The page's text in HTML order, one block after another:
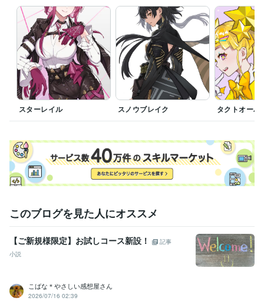
プログラミング言語・フレームワーク
CSS:13年HTML:13年JavaScript:13年
ビジネス・クリエイティブツール
WordPress:0年Google スプレッドシート:3年
Google ドキュメント:3年 EC-CUBE:10年ChatGPT:0年
Adobe Photoshop:13年Adobe Illustrator:13年Dreamweaver:13年
Adobe XD:5年
得意分野
校正
小説
デザイン制作 イラスト制作（SNSアイコン、イラスト）
イラスト アイコン
スターレイル スノウブレイク タクトオーパ
このブログを見た人にオススメ
【ご新規様限定】お試しコース新設！
記事
小説
こばな＊やさしい感想屋さん
2026/07/16 02:39